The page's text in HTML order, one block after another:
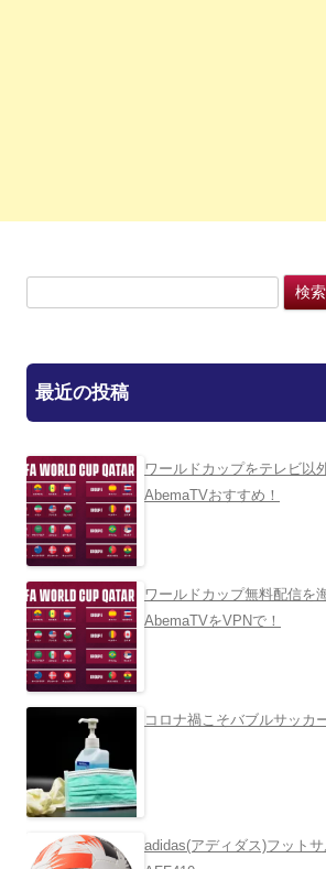
索:
最近の投稿
ワールドカップをテレビ以
AbemaTVおすすめ！
ワールドカップ無料配信を
AbemaTVをVPNで！
コロナ禍こそバブルサッカ
adidas(アディダス)フット